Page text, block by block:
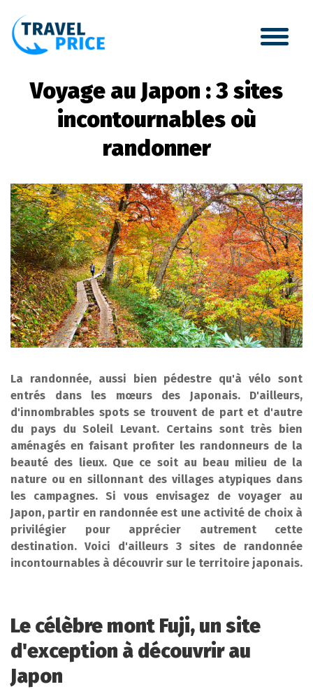
Voyage au Japon : 3 sites
incontournables où
randonner
La randonnée, aussi bien pédestre qu'à vélo sont
entrés dans les mœurs des Japonais. D'ailleurs,
d'innombrables spots se trouvent de part et d'autre
du pays du Soleil Levant. Certains sont très bien
aménagés en faisant profiter les randonneurs de la
beauté des lieux. Que ce soit au beau milieu de la
nature ou en sillonnant des villages atypiques dans
les campagnes. Si vous envisagez de voyager au
Japon, partir en randonnée est une activité de choix à
privilégier pour apprécier autrement cette
destination. Voici d'ailleurs 3 sites de randonnée
incontournables à découvrir sur le territoire japonais.
Le célèbre mont Fuji, un site
d'exception à découvrir au
Japon